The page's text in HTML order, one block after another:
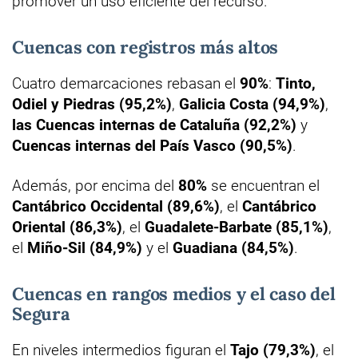
Cuencas con registros más altos
Cuatro demarcaciones rebasan el 90%: Tinto,
Odiel y Piedras (95,2%), Galicia Costa (94,9%),
las Cuencas internas de Cataluña (92,2%) y
Cuencas internas del País Vasco (90,5%).
Además, por encima del 80% se encuentran el
Cantábrico Occidental (89,6%), el Cantábrico
Oriental (86,3%), el Guadalete-Barbate (85,1%),
el Miño-Sil (84,9%) y el Guadiana (84,5%).
Cuencas en rangos medios y el caso del
Segura
En niveles intermedios figuran el Tajo (79,3%), el